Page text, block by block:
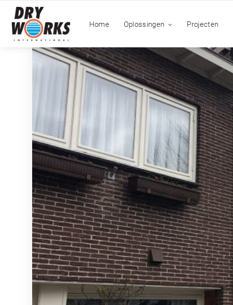
Home Oplossingen Projecten